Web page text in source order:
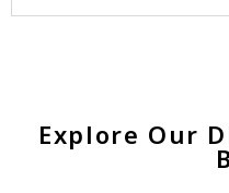
Explore Our